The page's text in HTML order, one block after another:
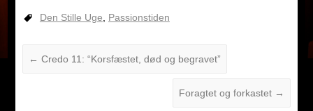
Den Stille Uge Passionstiden
← Credo 11: “Korsfæstet, død og begravet”
Foragtet og forkastet →